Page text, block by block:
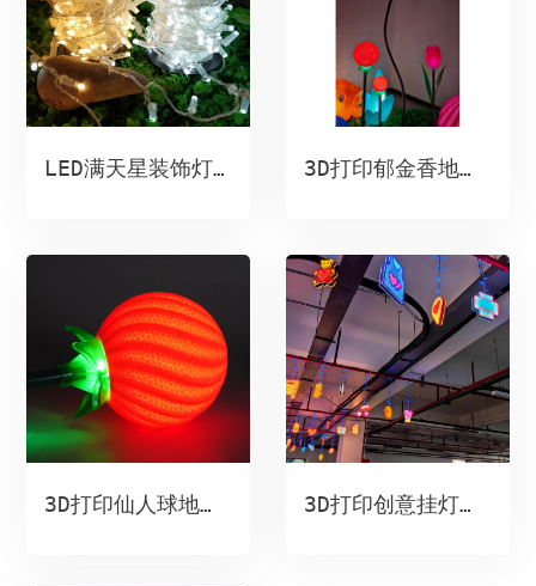
LED满天星装饰灯串（恒流低压输出） 3D打印郁金香地插灯
3D打印仙人球地插灯 3D打印创意挂灯（全彩灯串）